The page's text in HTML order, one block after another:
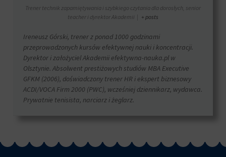
Trener technik zapamiętywania i szybkiego czytania dla dorosłych, senior
teacher i dyrektor Akademii
+ posts
Ireneusz Górski, trener z ponad 1000 godzinami
przeprowadzonych kursów efektywnej nauki i koncentracji.
Dyrektor i założyciel Akademii efektywna-nauka.pl w
Olsztynie. Absolwent prestiżowych studiów MBA Executive
GFKM (2006), doświadczony trener HR i ekspert biznesowy
ACDI/VOCA Firm 2000 (PWC), wcześniej dziennikarz, wydawca.
Prywatnie tenisista, narciarz i żeglarz.